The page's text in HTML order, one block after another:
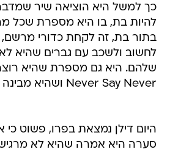
כך למשל היא הוציאה שיר
להיות בת, בו היא מספרת שכל
בתור בת, זה לקחת כדורי מרשם,
לחשוב ולשכב עם גברים שהיא
שלהם. היא גם מספרת שהיא רוצה
Never Say Never ושהיא מבינה מה זה כאבי מחזור.
היום דילן נמצאת בפרו, פשוט כי
סערה היא אמרה שהיא לא